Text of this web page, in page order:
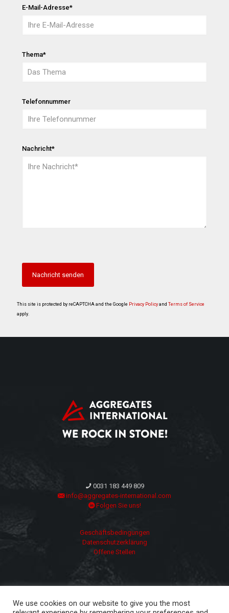
E-Mail-Adresse*
Thema*
Telefonnummer
Nachricht*
This site is protected by reCAPTCHA and the Google Privacy Policy and Terms of Service
apply.
0031 183 449 809
info@aggregates-international.com
Folgen Sie uns!
Geschäftsbedingungen
Datenschutzerklärung
Offene Stellen
We use cookies on our website to give you the most